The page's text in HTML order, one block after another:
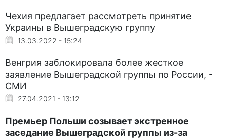
Чехия предлагает рассмотреть принятие
Украины в Вышеградскую группу
13.03.2022 - 15:24
Венгрия заблокировала более жесткое
заявление Вышеградской группы по России, -
СМИ
27.04.2021 - 13:12
Премьер Польши созывает экстренное
заседание Вышеградской группы из-за